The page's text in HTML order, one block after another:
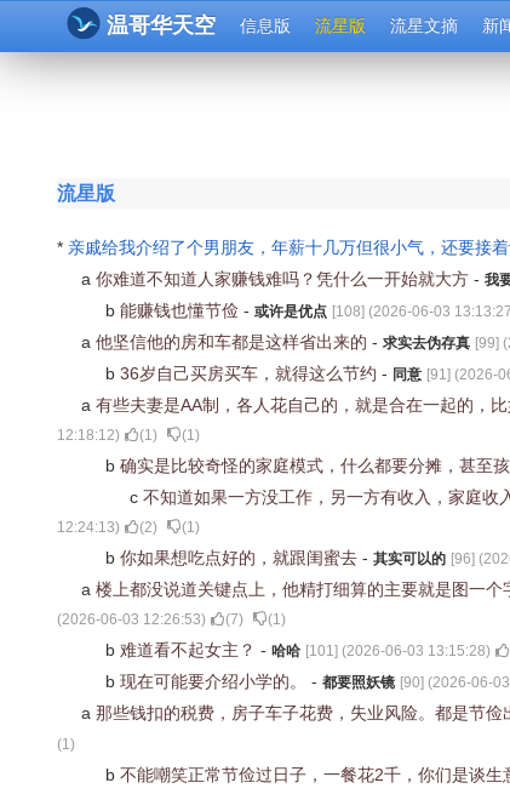
温哥华天空 信息版 流星版 流星文摘 新
流星版
* 亲戚给我介绍了个男朋友，年薪十几万但很小气，还要接
a 你难道不知道人家赚钱难吗？凭什么一开始就大方 - 我
b 能赚钱也懂节俭 - 或许是优点 [108] (2026-06-03 13:13:27
a 他坚信他的房和车都是这样省出来的 - 求实去伪存真 [99] (
b 36岁自己买房买车，就得这么节约 - 同意 [91] (2026-
a 有些夫妻是AA制，各人花自己的，就是合在一起的，
12:18:12) (1) (1)
b 确实是比较奇怪的家庭模式，什么都要分摊，甚至
c 不知道如果一方没工作，另一方有收入，家庭收
12:24:13) (2) (1)
b 你如果想吃点好的，就跟闺蜜去 - 其实可以的 [96] (
a 楼上都没说道关键点上，他精打细算的主要就是图一
(2026-06-03 12:26:53) (7) (1)
b 难道看不起女主？ - 哈哈 [101] (2026-06-03 13:15:28)
b 现在可能要介绍小学的。 - 都要照妖镜 [90] (2026-06-
a 那些钱扣的税费，房子车子花费，失业风险。都是节俭
(1)
b 不能嘲笑正常节俭过日子，一餐花2千，你们是谈生